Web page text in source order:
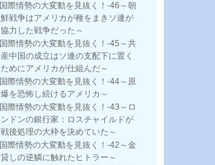
国際情勢の大変動を見抜く！-46～朝
鮮戦争はアメリカが種をまきソ連が
協力した戦争だった～
国際情勢の大変動を見抜く！-45～共
産中国の成立はソ連の支配下に置く
ためにアメリカが仕組んだ～
国際情勢の大変動を見抜く！-44～原
爆を恐怖し続けるアメリカ～
国際情勢の大変動を見抜く！-43～ロ
ンドンの銀行家：ロスチャイルドが
戦後処理の大枠を決めていた～
国際情勢の大変動を見抜く！-42～金
貸しの逆鱗に触れたヒトラー～